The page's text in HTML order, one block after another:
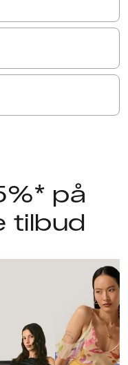
på
tilbud